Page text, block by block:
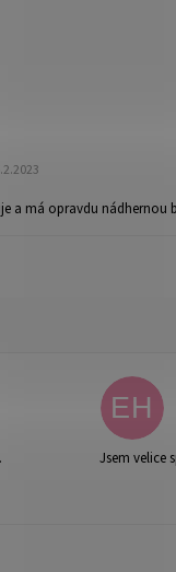
podmínek
a má opravdu nádhernou
EH
Jsem velice